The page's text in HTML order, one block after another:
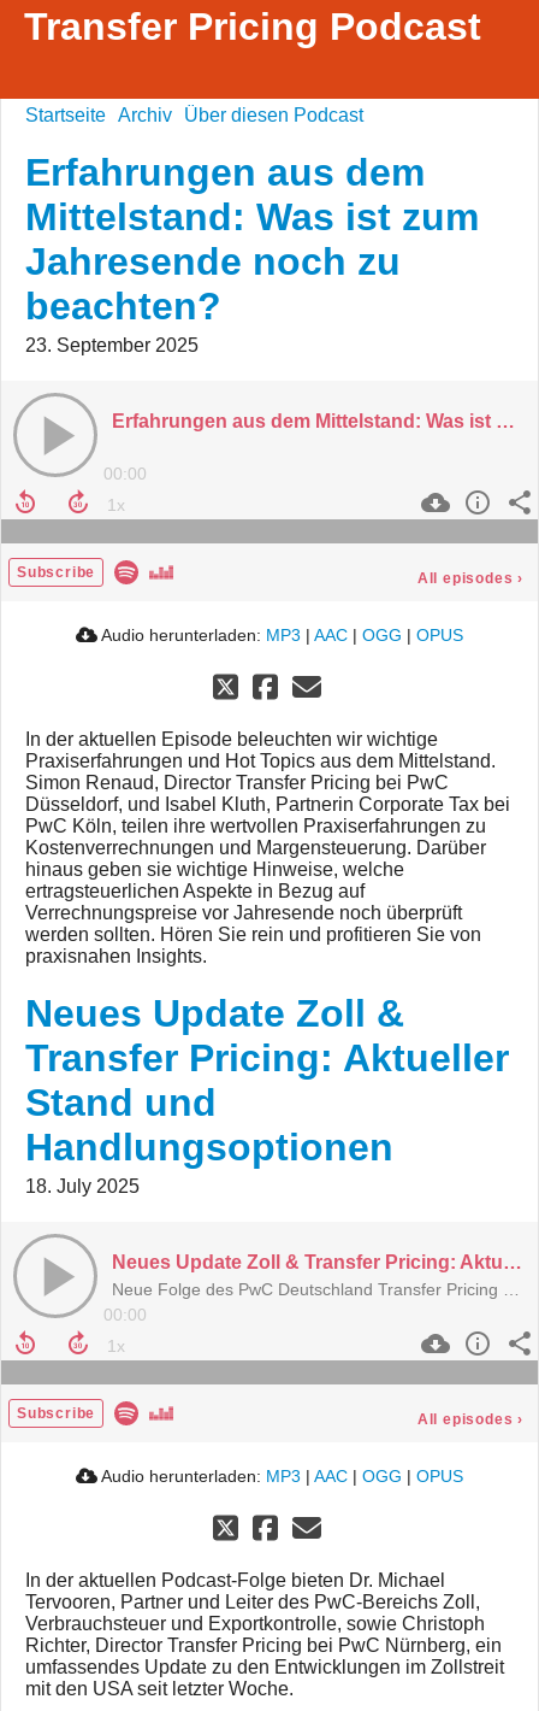
Transfer Pricing Podcast
Startseite Archiv Über diesen Podcast
Erfahrungen aus dem
Mittelstand: Was ist zum
Jahresende noch zu
beachten?
23. September 2025
Erfahrungen aus dem Mittelstand: Was ist zum Jahresende noch zu beachten?
00:00
Subscribe All episodes ›
Audio herunterladen: MP3 | AAC | OGG | OPUS
In der aktuellen Episode beleuchten wir wichtige
Praxiserfahrungen und Hot Topics aus dem Mittelstand.
Simon Renaud, Director Transfer Pricing bei PwC
Düsseldorf, und Isabel Kluth, Partnerin Corporate Tax bei
PwC Köln, teilen ihre wertvollen Praxiserfahrungen zu
Kostenverrechnungen und Margensteuerung. Darüber
hinaus geben sie wichtige Hinweise, welche
ertragsteuerlichen Aspekte in Bezug auf
Verrechnungspreise vor Jahresende noch überprüft
werden sollten. Hören Sie rein und profitieren Sie von
praxisnahen Insights.
Neues Update Zoll &
Transfer Pricing: Aktueller
Stand und
Handlungsoptionen
18. July 2025
Neues Update Zoll & Transfer Pricing: Aktueller Stand und Handlungsoptionen
00:00
Subscribe All episodes ›
Audio herunterladen: MP3 | AAC | OGG | OPUS
In der aktuellen Podcast-Folge bieten Dr. Michael
Tervooren, Partner und Leiter des PwC-Bereichs Zoll,
Verbrauchsteuer und Exportkontrolle, sowie Christoph
Richter, Director Transfer Pricing bei PwC Nürnberg, ein
umfassendes Update zu den Entwicklungen im Zollstreit
mit den USA seit letzter Woche.